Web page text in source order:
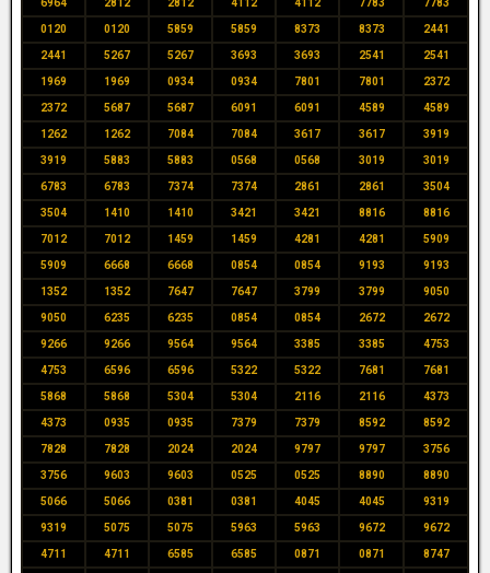
6964 2812 2812 4112 4112 7783 7783
0120 0120 5859 5859 8373 8373 2441
2441 5267 5267 3693 3693 2541 2541
1969 1969 0934 0934 7801 7801 2372
2372 5687 5687 6091 6091 4589 4589
1262 1262 7084 7084 3617 3617 3919
3919 5883 5883 0568 0568 3019 3019
6783 6783 7374 7374 2861 2861 3504
3504 1410 1410 3421 3421 8816 8816
7012 7012 1459 1459 4281 4281 5909
5909 6668 6668 0854 0854 9193 9193
1352 1352 7647 7647 3799 3799 9050
9050 6235 6235 0854 0854 2672 2672
9266 9266 9564 9564 3385 3385 4753
4753 6596 6596 5322 5322 7681 7681
5868 5868 5304 5304 2116 2116 4373
4373 0935 0935 7379 7379 8592 8592
7828 7828 2024 2024 9797 9797 3756
3756 9603 9603 0525 0525 8890 8890
5066 5066 0381 0381 4045 4045 9319
9319 5075 5075 5963 5963 9672 9672
4711 4711 6585 6585 0871 0871 8747